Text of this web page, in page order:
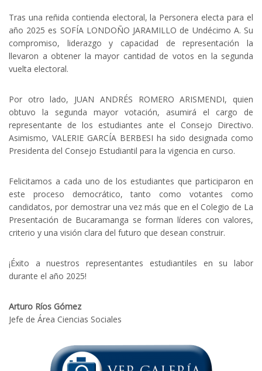
Tras una reñida contienda electoral, la Personera electa para el
año 2025 es SOFÍA LONDOÑO JARAMILLO de Undécimo A. Su
compromiso, liderazgo y capacidad de representación la
llevaron a obtener la mayor cantidad de votos en la segunda
vuelta electoral.
Por otro lado, JUAN ANDRÉS ROMERO ARISMENDI, quien
obtuvo la segunda mayor votación, asumirá el cargo de
representante de los estudiantes ante el Consejo Directivo.
Asimismo, VALERIE GARCÍA BERBESI ha sido designada como
Presidenta del Consejo Estudiantil para la vigencia en curso.
Felicitamos a cada uno de los estudiantes que participaron en
este proceso democrático, tanto como votantes como
candidatos, por demostrar una vez más que en el Colegio de La
Presentación de Bucaramanga se forman líderes con valores,
criterio y una visión clara del futuro que desean construir.
¡Éxito a nuestros representantes estudiantiles en su labor
durante el año 2025!
Arturo Ríos Gómez
Jefe de Área Ciencias Sociales